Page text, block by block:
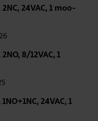
24VAC, 1 moo­
8/12VAC, 1
24VAC, 1